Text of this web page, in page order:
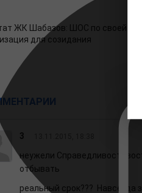
ЖК Шабазов: ШОС по своей
для созидания
3
неужели
отбывать
реальный срок??? Навсегда